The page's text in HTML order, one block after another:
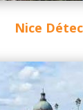
Nice